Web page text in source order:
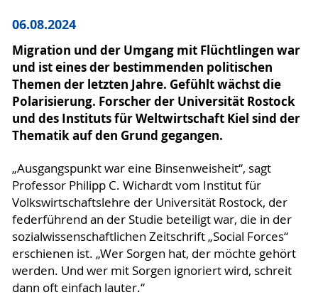
06.08.2024
Migration und der Umgang mit Flüchtlingen war
und ist eines der bestimmenden politischen
Themen der letzten Jahre. Gefühlt wächst die
Polarisierung. Forscher der Universität Rostock
und des Instituts für Weltwirtschaft Kiel sind der
Thematik auf den Grund gegangen.
„Ausgangspunkt war eine Binsenweisheit“, sagt
Professor Philipp C. Wichardt vom Institut für
Volkswirtschaftslehre der Universität Rostock, der
federführend an der Studie beteiligt war, die in der
sozialwissenschaftlichen Zeitschrift „Social Forces“
erschienen ist. „Wer Sorgen hat, der möchte gehört
werden. Und wer mit Sorgen ignoriert wird, schreit
dann oft einfach lauter.“